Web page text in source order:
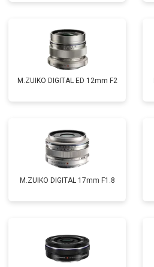
M.ZUIKO DIGITAL ED 12mm F2
M.ZUIKO DIGITAL 17mm F1.8